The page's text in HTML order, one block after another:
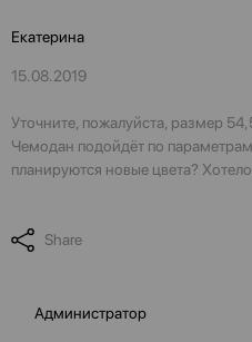
Екатерина
15.08.2019
Уточните, пожалуйста, размер
Чемодан подойдёт по
планируются новые цвета?
Share
Администратор